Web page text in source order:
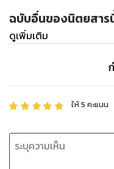
ฉบับอื่นของนิตยสาร
ดูเพิ่มเติม
ให้5 คะแนน